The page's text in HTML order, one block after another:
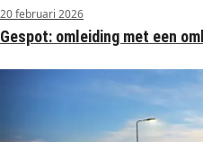
20 februari 2026
Gespot: omleiding met een